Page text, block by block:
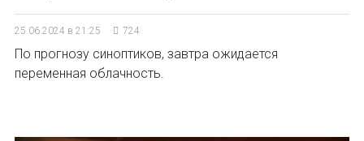
25.06.2024 в 21:25 724
По прогнозу синоптиков, завтра ожидается
переменная облачность.